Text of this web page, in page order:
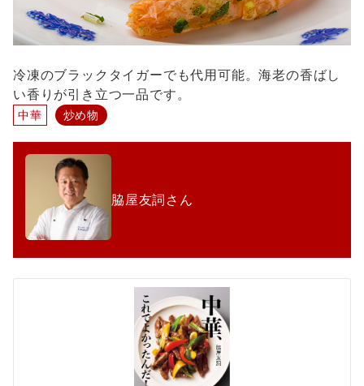
冷凍のブラックタイガーでも代用可能。海老の香ばし
い香りが引き立つ一品です。
中華 炒め物
脇屋友詞さん